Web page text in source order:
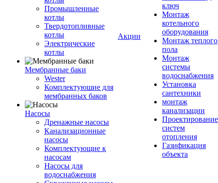
Промышленные
котлы
Твердотопливные
котлы
Электрические
котлы
Мембранные баки
Wester
Комплектуюшие для
мембранных баков
Насосы
Дренажные насосы
Канализационные
насосы
Комплектующие к
насосам
Насосы для
водоснабжения
Акции
ключ
Монтаж
котельного
оборудования
Монтаж теплого
пола
Монтаж
системы
водоснабжения
Установка
сантехники
монтаж
канализации
Проектирование
систем
отопления
Газификация
объекта